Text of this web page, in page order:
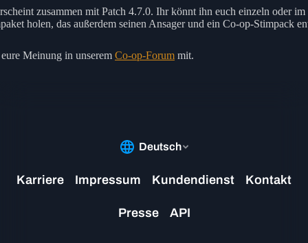
zusammen mit Patch 4.7.0. Ihr könnt ihn euch einzeln oder im
holen, das außerdem seinen Ansager und ein Co-op-Stimpack
Meinung in unserem Co-op-Forum mit.